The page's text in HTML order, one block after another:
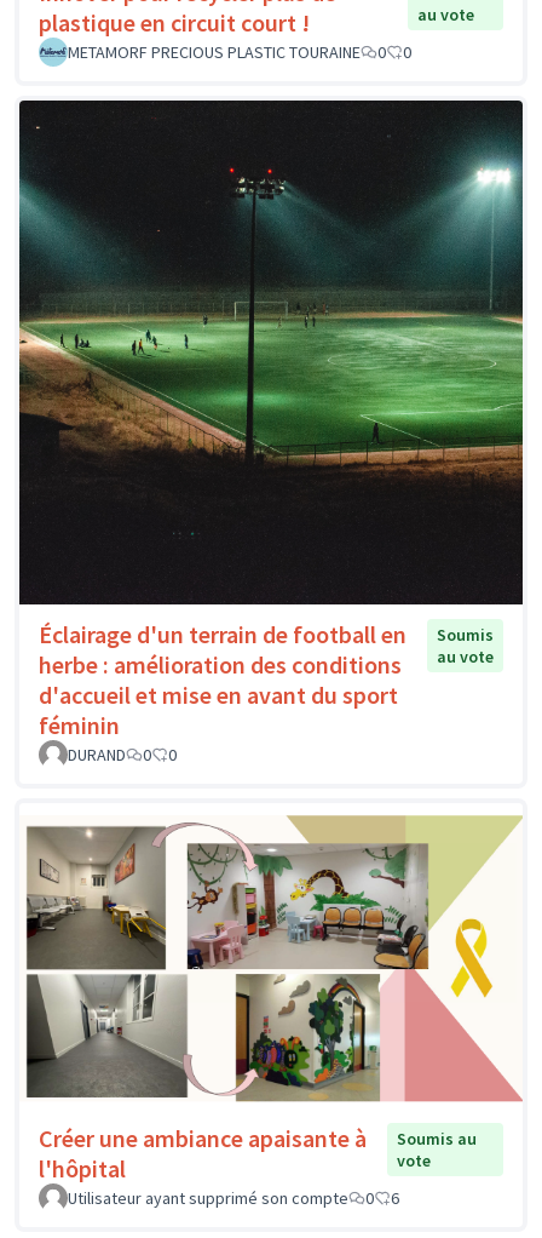
plastique en circuit court !
au vote
METAMORF PRECIOUS PLASTIC TOURAINE
0 0
Éclairage d'un terrain de football en
herbe : amélioration des conditions
d'accueil et mise en avant du sport
féminin
Soumis
au vote
DURAND 0 0
Créer une ambiance apaisante à
l'hôpital
Soumis au
vote
Utilisateur ayant supprimé son compte
0 6